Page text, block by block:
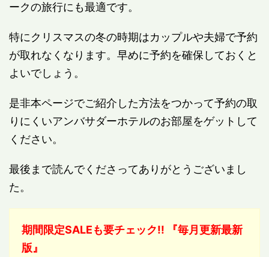
ークの旅行にも最適です。
特にクリスマスの冬の時期はカップルや夫婦で予約
が取れなくなります。早めに予約を確保しておくと
よいでしょう。
是非本ページでご紹介した方法をつかって予約の取
りにくいアンバサダーホテルのお部屋をゲットして
ください。
最後まで読んでくださってありがとうございまし
た。
期間限定SALEも要チェック!! 『毎月更新最新
版』